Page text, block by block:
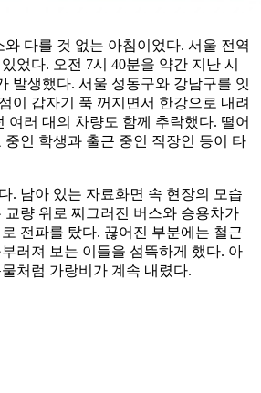
와 다를 것 없는 아침이었다. 서울 전역
었다. 오전 7시 40분을 약간 지난 시
발생했다. 서울 성동구와 강남구를 잇
이 갑자기 푹 꺼지면서 한강으로 내려
여러 대의 차량도 함께 추락했다. 떨어
중인 학생과 출근 중인 직장인 등이 타
. 남아 있는 자료화면 속 현장의 모습
교량 위로 찌그러진 버스와 승용차가
전파를 탔다. 끊어진 부분에는 철근
러져 보는 이들을 섬뜩하게 했다. 아
처럼 가랑비가 계속 내렸다.